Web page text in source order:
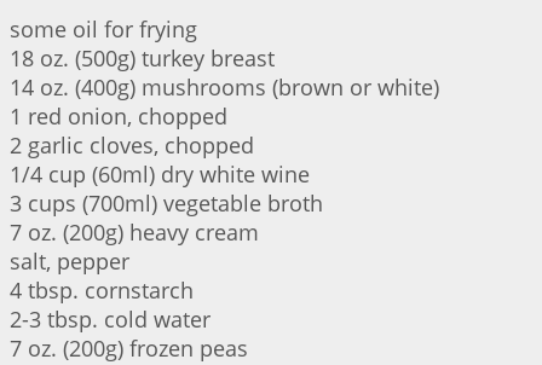
some oil for frying
18 oz. (500g) turkey breast
14 oz. (400g) mushrooms (brown or white)
1 red onion, chopped
2 garlic cloves, chopped
1/4 cup (60ml) dry white wine
3 cups (700ml) vegetable broth
7 oz. (200g) heavy cream
salt, pepper
4 tbsp. cornstarch
2-3 tbsp. cold water
7 oz. (200g) frozen peas